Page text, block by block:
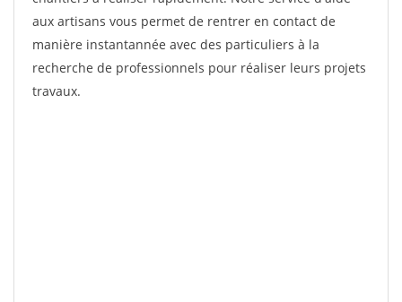
aux artisans vous permet de rentrer en contact de
manière instantannée avec des particuliers à la
recherche de professionnels pour réaliser leurs projets
travaux.